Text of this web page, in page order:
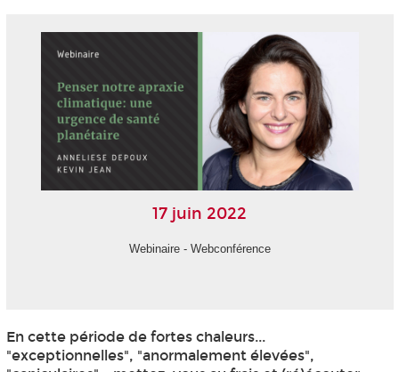
17 juin 2022
Webinaire - Webconférence
En cette période de fortes chaleurs...
"exceptionnelles", "anormalement élevées",